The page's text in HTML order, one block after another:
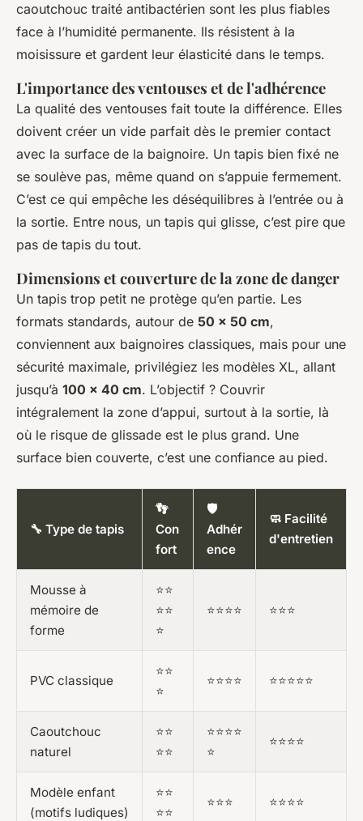
caoutchouc traité antibactérien sont les plus fiables
face à l’humidité permanente. Ils résistent à la
moisissure et gardent leur élasticité dans le temps.
L'importance des ventouses et de l'adhérence
La qualité des ventouses fait toute la différence. Elles
doivent créer un vide parfait dès le premier contact
avec la surface de la baignoire. Un tapis bien fixé ne
se soulève pas, même quand on s’appuie fermement.
C’est ce qui empêche les déséquilibres à l’entrée ou à
la sortie. Entre nous, un tapis qui glisse, c’est pire que
pas de tapis du tout.
Dimensions et couverture de la zone de danger
Un tapis trop petit ne protège qu’en partie. Les
formats standards, autour de 50 x 50 cm,
conviennent aux baignoires classiques, mais pour une
sécurité maximale, privilégiez les modèles XL, allant
jusqu’à 100 x 40 cm. L’objectif ? Couvrir
intégralement la zone d’appui, surtout à la sortie, là
où le risque de glissade est le plus grand. Une
surface bien couverte, c’est une confiance au pied.
🔧 Type de tapis
👣
Con
fort
🛡️
Adhér
ence
🧼 Facilité
d'entretien
Mousse à
mémoire de
forme
⭐⭐
⭐⭐
⭐
⭐⭐⭐⭐ ⭐⭐⭐
PVC classique
⭐⭐
⭐
⭐⭐⭐⭐ ⭐⭐⭐⭐⭐
Caoutchouc
naturel
⭐⭐
⭐⭐
⭐⭐⭐⭐
⭐
⭐⭐⭐⭐
Modèle enfant
(motifs ludiques)
⭐⭐
⭐⭐
⭐⭐⭐ ⭐⭐⭐⭐